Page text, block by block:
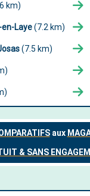
km)
Laye(7.2 km)
(7.5 km)